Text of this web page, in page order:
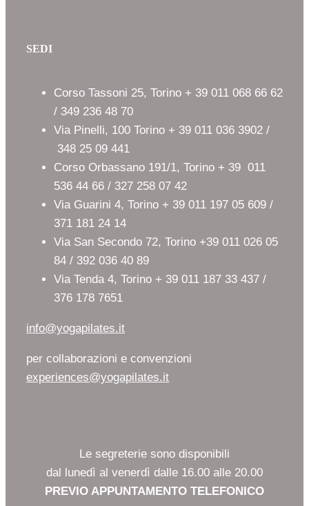
SEDI
Corso Tassoni 25, Torino + 39 011 068 66 62
/ 349 236 48 70
Via Pinelli, 100 Torino + 39 011 036 3902 /
348 25 09 441
Corso Orbassano 191/1, Torino + 39 011
536 44 66 / 327 258 07 42
Via Guarini 4, Torino + 39 011 197 05 609 /
371 181 24 14
Via San Secondo 72, Torino +39 011 026 05
84 / 392 036 40 89
Via Tenda 4, Torino + 39 011 187 33 437 /
376 178 7651
info@yogapilates.it
per collaborazioni e convenzioni
experiences@yogapilates.it
Le segreterie sono disponibili
dal lunedì al venerdì dalle 16.00 alle 20.00
PREVIO APPUNTAMENTO TELEFONICO